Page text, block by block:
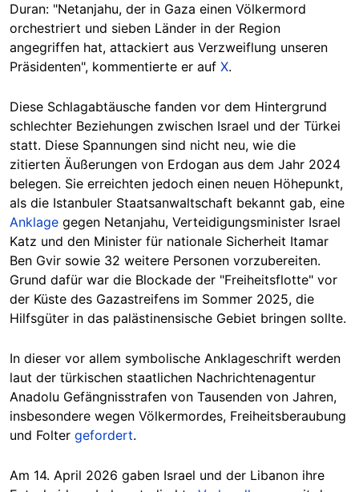
Duran: "Netanjahu, der in Gaza einen Völkermord
orchestriert und sieben Länder in der Region
angegriffen hat, attackiert aus Verzweiflung unseren
Präsidenten", kommentierte er auf X.
Diese Schlagabtäusche fanden vor dem Hintergrund
schlechter Beziehungen zwischen Israel und der Türkei
statt. Diese Spannungen sind nicht neu, wie die
zitierten Äußerungen von Erdogan aus dem Jahr 2024
belegen. Sie erreichten jedoch einen neuen Höhepunkt,
als die Istanbuler Staatsanwaltschaft bekannt gab, eine
Anklage gegen Netanjahu, Verteidigungsminister Israel
Katz und den Minister für nationale Sicherheit Itamar
Ben Gvir sowie 32 weitere Personen vorzubereiten.
Grund dafür war die Blockade der "Freiheitsflotte" vor
der Küste des Gazastreifens im Sommer 2025, die
Hilfsgüter in das palästinensische Gebiet bringen sollte.
In dieser vor allem symbolische Anklageschrift werden
laut der türkischen staatlichen Nachrichtenagentur
Anadolu Gefängnisstrafen von Tausenden von Jahren,
insbesondere wegen Völkermordes, Freiheitsberaubung
und Folter gefordert.
Am 14. April 2026 gaben Israel und der Libanon ihre